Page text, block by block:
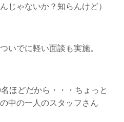
じゃないか？知らんけど）
いでに軽い面談も実施。
ほどだから・・・ちょっと
中の一人のスタッフさん